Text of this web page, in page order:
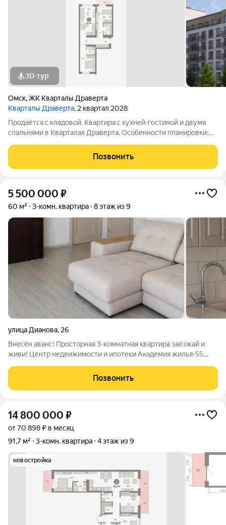
3D-тур
Омск,ЖК Кварталы Драверта
Кварталы Драверта, 2 квартал 2028
Продаётся с кладовой. Квартира с кухней-гостиной и двумя
спальнями в Кварталах Драверта. Особенности планировки:
спальня, окна на две стороны, предчистовая отделка,
разнесённые спальни. №
Позвонить
5 500 000 ₽
60 м² 3-комн. квартира 8 этаж из 9
улица Дианова, 26
Внесён аванс! Просторная 3-комнатная квартира заезжай и
живи! Центр недвижимости и ипотеки Академия жилья-55
расположенную в районе с развитой инфраструктурой. О
квартире: 8 этаж 9-этажного
Позвонить
14 800 000 ₽
от 70 898 ₽ в месяц
91,7 м²
3-комн. квартира 4 этаж из 9
новостройка